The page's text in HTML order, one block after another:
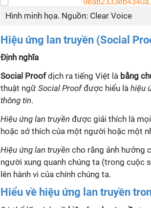
Hình minh họa. Nguồn: Clear Voice
Hiệu ứng lan truyền (Social
Định nghĩa
Social Proofdịch ra tiếng Việt là bằng
thuật ngữ Social Proofđược hiểu là hiệu
thông tin.
Hiệu ứng lan truyền được giải thích là
hoặc sở thích của một người hoặc một
Hiệu ứng lan truyền cho rằng ảnh hưởng
người xung quanh chúng ta (trong cuộc
lên hành vi của chính chúng ta.
Hiểu về hiệu ứng lan truyền